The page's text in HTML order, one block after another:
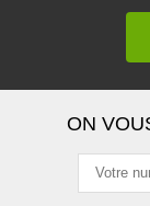
ON